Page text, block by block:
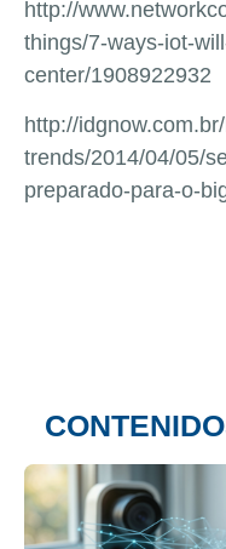
http://
things/7-ways-iot-
center/1908922932
http://
trends/2014/04/05/
preparado-para-o-